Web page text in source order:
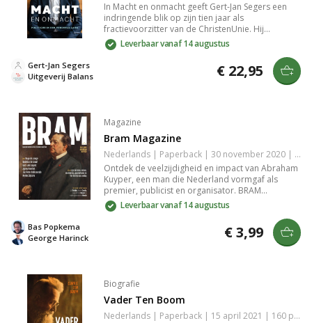
In Macht en onmacht geeft Gert-Jan Segers een
indringende blik op zijn tien jaar als
fractievoorzitter van de ChristenUnie. Hij
reflecteert op de spanningen tussen idealen en
politieke compromissen in Den Haag en
onderzoekt de uitdagingen van een steeds verder
polariserend Nederland. Een inspirerende en
Leverbaar vanaf 14 augustus
Uitgeverij Balans
Gert-Jan Segers € 22,95
Magazine
Bram Magazine
Nederlands | Paperback | 30 november 2020 | 64 pagina's | 9789055605767
Ontdek de veelzijdigheid en impact van Abraham
Kuyper, een man die Nederland vormgaf als
premier, publicist en organisator. BRAM
magazine biedt een frisse kijk op zijn bewogen
leven vol politieke successen en controverses,
geïllustreerd met unieke omslagen en verhalen
over zijn invloedrijke nalatenschap.
Leverbaar vanaf 14 augustus
George Harinck
Bas Popkema € 3,99
Biografie
Vader Ten Boom
Nederlands | Paperback | 15 april 2021 | 160 pagina's | 9789059991224